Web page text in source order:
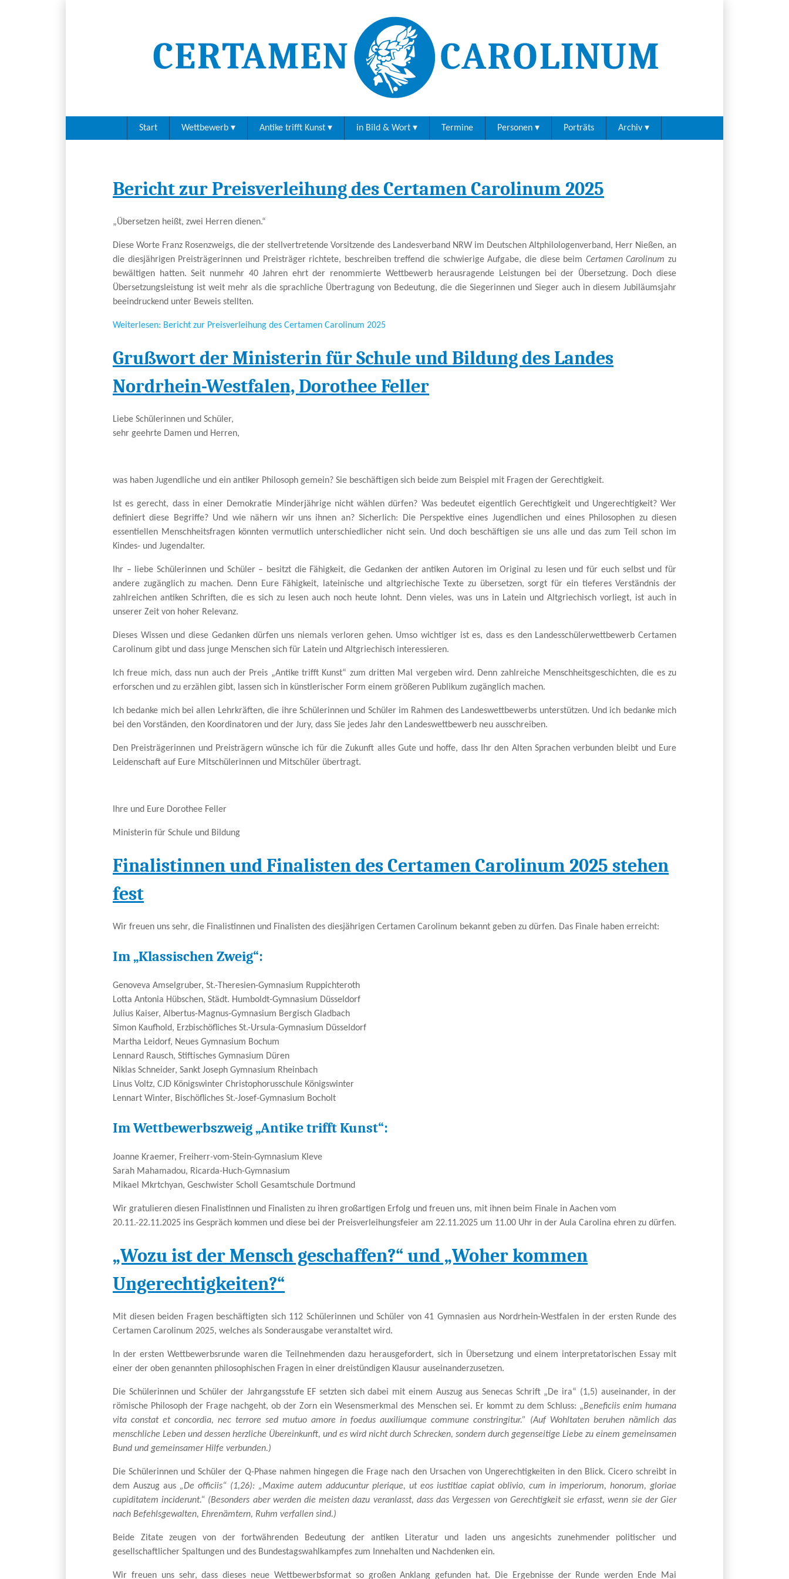
Start Wettbewerb Antike trifft Kunst in Bild & Wort Termine Personen Porträts Archiv
Bericht zur Preisverleihung des Certamen Carolinum 2025
„Übersetzen heißt, zwei Herren dienen.“
Diese Worte Franz Rosenzweigs, die der stellvertretende Vorsitzende des Landesverband NRW im Deutschen Altphilologenverband, Herr Nießen, an
die diesjährigen Preisträgerinnen und Preisträger richtete, beschreiben treffend die schwierige Aufgabe, die diese beim Certamen Carolinum zu
bewältigen hatten. Seit nunmehr 40 Jahren ehrt der renommierte Wettbewerb herausragende Leistungen bei der Übersetzung. Doch diese
Übersetzungsleistung ist weit mehr als die sprachliche Übertragung von Bedeutung, die die Siegerinnen und Sieger auch in diesem Jubiläumsjahr
beeindruckend unter Beweis stellten.
Weiterlesen: Bericht zur Preisverleihung des Certamen Carolinum 2025
Grußwort der Ministerin für Schule und Bildung des Landes
Nordrhein-Westfalen, Dorothee Feller
Liebe Schülerinnen und Schüler,
sehr geehrte Damen und Herren,
was haben Jugendliche und ein antiker Philosoph gemein? Sie beschäftigen sich beide zum Beispiel mit Fragen der Gerechtigkeit.
Ist es gerecht, dass in einer Demokratie Minderjährige nicht wählen dürfen? Was bedeutet eigentlich Gerechtigkeit und Ungerechtigkeit? Wer
definiert diese Begriffe? Und wie nähern wir uns ihnen an? Sicherlich: Die Perspektive eines Jugendlichen und eines Philosophen zu diesen
essentiellen Menschheitsfragen könnten vermutlich unterschiedlicher nicht sein. Und doch beschäftigen sie uns alle und das zum Teil schon im
Kindes- und Jugendalter.
Ihr – liebe Schülerinnen und Schüler – besitzt die Fähigkeit, die Gedanken der antiken Autoren im Original zu lesen und für euch selbst und für
andere zugänglich zu machen. Denn Eure Fähigkeit, lateinische und altgriechische Texte zu übersetzen, sorgt für ein tieferes Verständnis der
zahlreichen antiken Schriften, die es sich zu lesen auch noch heute lohnt. Denn vieles, was uns in Latein und Altgriechisch vorliegt, ist auch in
unserer Zeit von hoher Relevanz.
Dieses Wissen und diese Gedanken dürfen uns niemals verloren gehen. Umso wichtiger ist es, dass es den Landesschülerwettbewerb Certamen
Carolinum gibt und dass junge Menschen sich für Latein und Altgriechisch interessieren.
Ich freue mich, dass nun auch der Preis „Antike trifft Kunst“ zum dritten Mal vergeben wird. Denn zahlreiche Menschheitsgeschichten, die es zu
erforschen und zu erzählen gibt, lassen sich in künstlerischer Form einem größeren Publikum zugänglich machen.
Ich bedanke mich bei allen Lehrkräften, die ihre Schülerinnen und Schüler im Rahmen des Landeswettbewerbs unterstützen. Und ich bedanke mich
bei den Vorständen, den Koordinatoren und der Jury, dass Sie jedes Jahr den Landeswettbewerb neu ausschreiben.
Den Preisträgerinnen und Preisträgern wünsche ich für die Zukunft alles Gute und hoffe, dass Ihr den Alten Sprachen verbunden bleibt und Eure
Leidenschaft auf Eure Mitschülerinnen und Mitschüler übertragt.
Ihre und Eure Dorothee Feller
Ministerin für Schule und Bildung
Finalistinnen und Finalisten des Certamen Carolinum 2025 stehen
fest
Wir freuen uns sehr, die Finalistinnen und Finalisten des diesjährigen Certamen Carolinum bekannt geben zu dürfen. Das Finale haben erreicht:
Im „Klassischen Zweig“:
Genoveva Amselgruber, St.-Theresien-Gymnasium Ruppichteroth
Lotta Antonia Hübschen, Städt. Humboldt-Gymnasium Düsseldorf
Julius Kaiser, Albertus-Magnus-Gymnasium Bergisch Gladbach
Simon Kaufhold, Erzbischöfliches St.-Ursula-Gymnasium Düsseldorf
Martha Leidorf, Neues Gymnasium Bochum
Lennard Rausch, Stiftisches Gymnasium Düren
Niklas Schneider, Sankt Joseph Gymnasium Rheinbach
Linus Voltz, CJD Königswinter Christophorusschule Königswinter
Lennart Winter, Bischöfliches St.-Josef-Gymnasium Bocholt
Im Wettbewerbszweig „Antike trifft Kunst“:
Joanne Kraemer, Freiherr-vom-Stein-Gymnasium Kleve
Sarah Mahamadou, Ricarda-Huch-Gymnasium
Mikael Mkrtchyan, Geschwister Scholl Gesamtschule Dortmund
Wir gratulieren diesen Finalistinnen und Finalisten zu ihren großartigen Erfolg und freuen uns, mit ihnen beim Finale in Aachen vom
20.11.-22.11.2025 ins Gespräch kommen und diese bei der Preisverleihungsfeier am 22.11.2025 um 11.00 Uhr in der Aula Carolina ehren zu dürfen.
„Wozu ist der Mensch geschaffen?“ und „Woher kommen
Ungerechtigkeiten?“
Mit diesen beiden Fragen beschäftigten sich 112 Schülerinnen und Schüler von 41 Gymnasien aus Nordrhein-Westfalen in der ersten Runde des
Certamen Carolinum 2025, welches als Sonderausgabe veranstaltet wird.
In der ersten Wettbewerbsrunde waren die Teilnehmenden dazu herausgefordert, sich in Übersetzung und einem interpretatorischen Essay mit
einer der oben genannten philosophischen Fragen in einer dreistündigen Klausur auseinanderzusetzen.
Die Schülerinnen und Schüler der Jahrgangsstufe EF setzten sich dabei mit einem Auszug aus Senecas Schrift „De ira“ (1,5) auseinander, in der
römische Philosoph der Frage nachgeht, ob der Zorn ein Wesensmerkmal des Menschen sei. Er kommt zu dem Schluss: „Beneficiis enim humana
vita constat et concordia, nec terrore sed mutuo amore in foedus auxiliumque commune constringitur.”
(Auf Wohltaten beruhen nämlich das
menschliche Leben und dessen herzliche Übereinkunft, und es wird nicht durch Schrecken, sondern durch gegenseitige Liebe zu einem gemeinsamen
Bund und gemeinsamer Hilfe verbunden.)
Die Schülerinnen und Schüler der Q-Phase nahmen hingegen die Frage nach den Ursachen von Ungerechtigkeiten in den Blick. Cicero schreibt in
dem Auszug aus „De officiis“ (1,26): „Maxime autem adducuntur plerique, ut eos iustitiae capiat oblivio, cum in imperiorum, honorum, gloriae
cupiditatem inciderunt.“ (Besonders aber werden die meisten dazu veranlasst, dass das Vergessen von Gerechtigkeit sie erfasst, wenn sie der Gier
nach Befehlsgewalten, Ehrenämtern, Ruhm verfallen sind.)
Beide Zitate zeugen von der fortwährenden Bedeutung der antiken Literatur und laden uns angesichts zunehmender politischer und
gesellschaftlicher Spaltungen und des Bundestagswahlkampfes zum Innehalten und Nachdenken ein.
Wir freuen uns sehr, dass dieses neue Wettbewerbsformat so großen Anklang gefunden hat. Die Ergebnisse der Runde werden Ende Mai